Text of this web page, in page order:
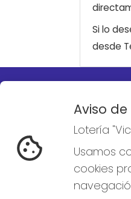
Si lo
desde
LOTERÍA
BURGOS
¿Quiénes
Resultados
Contacto
Boletos
Aviso de
Lotería
Usamos
cookies